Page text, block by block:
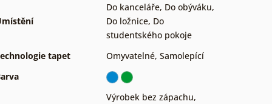
Do kanceláře, Do obýváku,
Do ložnice, Do
studentského pokoje
tapet
Omyvatelné, Samolepící
Výrobek bez zápachu,